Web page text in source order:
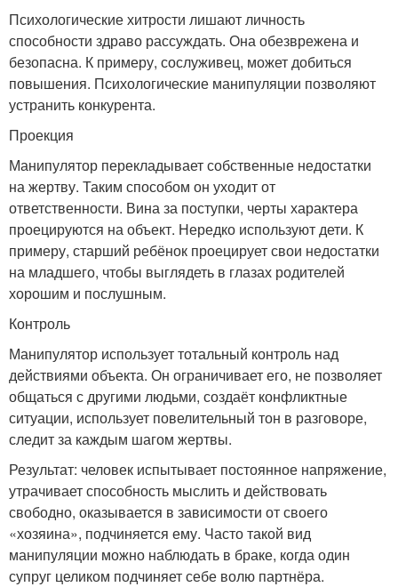
Психологические хитрости лишают личность
способности здраво рассуждать. Она обезврежена и
безопасна. К примеру, сослуживец, может добиться
повышения. Психологические манипуляции позволяют
устранить конкурента.
Проекция
Манипулятор перекладывает собственные недостатки
на жертву. Таким способом он уходит от
ответственности. Вина за поступки, черты характера
проецируются на объект. Нередко используют дети. К
примеру, старший ребёнок проецирует свои недостатки
на младшего, чтобы выглядеть в глазах родителей
хорошим и послушным.
Контроль
Манипулятор использует тотальный контроль над
действиями объекта. Он ограничивает его, не позволяет
общаться с другими людьми, создаёт конфликтные
ситуации, использует повелительный тон в разговоре,
следит за каждым шагом жертвы.
Результат: человек испытывает постоянное напряжение,
утрачивает способность мыслить и действовать
свободно, оказывается в зависимости от своего
«хозяина», подчиняется ему. Часто такой вид
манипуляции можно наблюдать в браке, когда один
супруг целиком подчиняет себе волю партнёра.